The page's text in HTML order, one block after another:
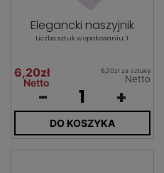
Elegancki naszyjnik
Liczba sztuk w opakowaniu: 1
6,20zł
Netto
6,20zł za sztukę
Netto
- +
DO KOSZYKA